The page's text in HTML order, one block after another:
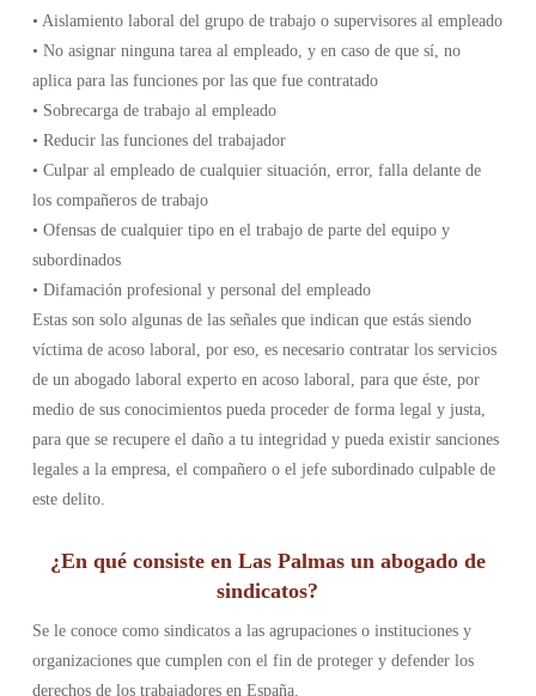
• Aislamiento laboral del grupo de trabajo o supervisores al empleado
• No asignar ninguna tarea al empleado, y en caso de que sí, no
aplica para las funciones por las que fue contratado
• Sobrecarga de trabajo al empleado
• Reducir las funciones del trabajador
• Culpar al empleado de cualquier situación, error, falla delante de
los compañeros de trabajo
• Ofensas de cualquier tipo en el trabajo de parte del equipo y
subordinados
• Difamación profesional y personal del empleado
Estas son solo algunas de las señales que indican que estás siendo
víctima de acoso laboral, por eso, es necesario contratar los servicios
de un abogado laboral experto en acoso laboral, para que éste, por
medio de sus conocimientos pueda proceder de forma legal y justa,
para que se recupere el daño a tu integridad y pueda existir sanciones
legales a la empresa, el compañero o el jefe subordinado culpable de
este delito.
¿En qué consiste en Las Palmas un abogado de
sindicatos?
Se le conoce como sindicatos a las agrupaciones o instituciones y
organizaciones que cumplen con el fin de proteger y defender los
derechos de los trabajadores en España.